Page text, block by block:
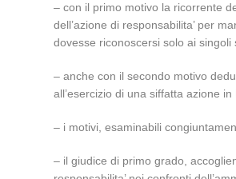
– con il primo motivo la ricorrente
dell’azione di responsabilita’ per
dovesse riconoscersi solo ai
– anche con il secondo motivo
all’esercizio di una siffatta azione
– i motivi, esaminabili
– il giudice di primo grado,